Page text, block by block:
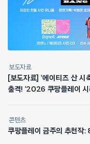
보도자료
[보도자료] ‘에이티즈 산 시
출격! ‘2026 쿠팡플레이 시
콘텐츠
쿠팡플레이 금주의 추천작: